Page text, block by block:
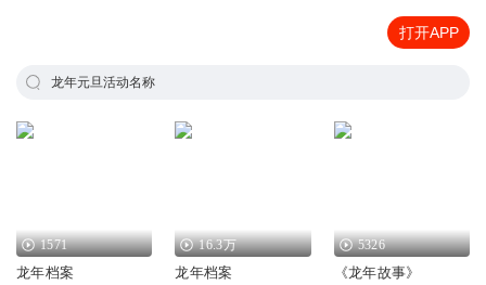
打开APP
龙年元旦活动名称
1571
龙年档案
16.3万
龙年档案
5326
《龙年故事》